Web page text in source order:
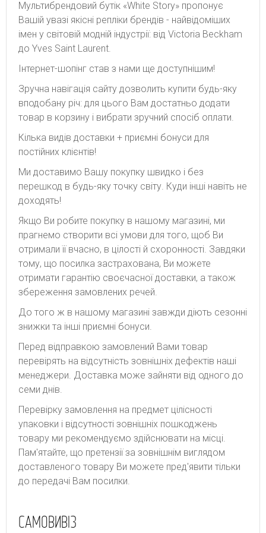
Мультибрендовий бутік «White Story» пропонує
Вашій увазі якісні репліки брендів - найвідоміших
імен у світовій модній індустрії: від Victoria Beckham
до Yves Saint Laurent.
Інтернет-шопінг став з нами ще доступнішим!
Зручна навігація сайту дозволить купити будь-яку
вподобану річ: для цього Вам достатньо додати
товар в корзину і вибрати зручний спосіб оплати.
Кілька видів доставки + приємні бонуси для
постійних клієнтів!
Ми доставимо Вашу покупку швидко і без
перешкод в будь-яку точку світу. Куди інші навіть не
доходять!
Якщо Ви робите покупку в нашому магазині, ми
прагнемо створити всі умови для того, щоб Ви
отримали її вчасно, в цілості й схоронності. Завдяки
тому, що посилка застрахована, Ви можете
отримати гарантію своєчасної доставки, а також
збереження замовлених речей.
До того ж в нашому магазині завжди діють сезонні
знижки та інші приємні бонуси.
Перед відправкою замовлений Вами товар
перевірять на відсутність зовнішніх дефектів наші
менеджери. Доставка може зайняти від одного до
семи днів.
Перевірку замовлення на предмет цілісності
упаковки і відсутності зовнішніх пошкоджень
товару ми рекомендуємо здійснювати на місці.
Пам'ятайте, що претензії за зовнішнім виглядом
доставленого товару Ви можете пред'явити тільки
до передачі Вам посилки.
САМОВИВІЗ